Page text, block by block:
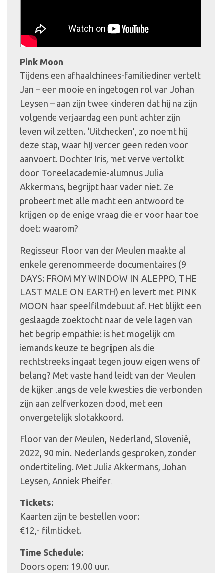
Pink Moon
Tijdens een afhaalchinees-familiediner vertelt
Jan – een mooie en ingetogen rol van Johan
Leysen – aan zijn twee kinderen dat hij na zijn
volgende verjaardag een punt achter zijn
leven wil zetten. ‘Uitchecken’, zo noemt hij
deze stap, waar hij verder geen reden voor
aanvoert. Dochter Iris, met verve vertolkt
door Toneelacademie-alumnus Julia
Akkermans, begrijpt haar vader niet. Ze
probeert met alle macht een antwoord te
krijgen op de enige vraag die er voor haar toe
doet: waarom?
Regisseur Floor van der Meulen maakte al
enkele gerenommeerde documentaires (9
DAYS: FROM MY WINDOW IN ALEPPO, THE
LAST MALE ON EARTH) en levert met PINK
MOON haar speelfilmdebuut af. Het blijkt een
geslaagde zoektocht naar de vele lagen van
het begrip empathie: is het mogelijk om
iemands keuze te begrijpen als die
rechtstreeks ingaat tegen jouw eigen wens of
belang? Met vaste hand leidt van der Meulen
de kijker langs de vele kwesties die verbonden
zijn aan zelfverkozen dood, met een
onvergetelijk slotakkoord.
Floor van der Meulen, Nederland, Slovenië,
2022, 90 min. Nederlands gesproken, zonder
ondertiteling. Met Julia Akkermans, Johan
Leysen, Anniek Pheifer.
Tickets:
Kaarten zijn te bestellen voor:
€12,- filmticket.
Time Schedule:
Doors open: 19.00 uur.